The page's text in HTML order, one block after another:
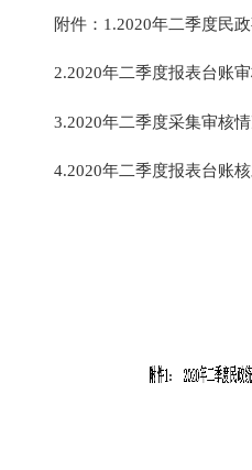
附件：1.2020年二季度民
2.2020年二季度报表台账
3.2020年二季度采集审核
4.2020年二季度报表台账核